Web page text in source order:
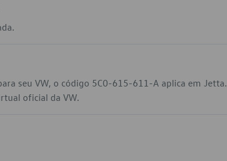
seu VW, o código 5C0-615-611-A aplica em Jetta.
oficial da VW.